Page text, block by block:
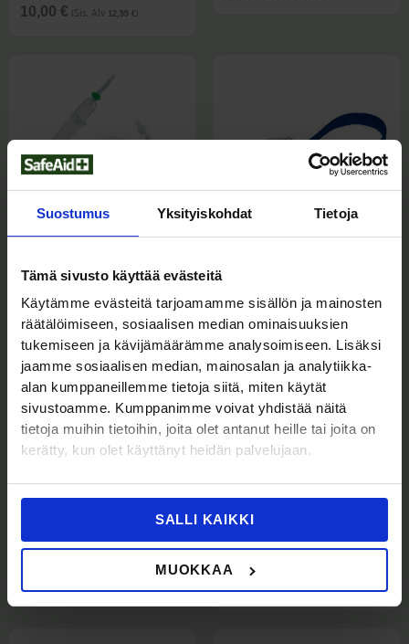
Suostumus Yksityiskohdat Tietoja
Tämä sivusto käyttää evästeitä
Käytämme evästeitä tarjoamamme sisällön ja mainosten
räätälöimiseen, sosiaalisen median ominaisuuksien
tukemiseen ja kävijämäärämme analysoimiseen. Lisäksi
jaamme sosiaalisen median, mainosalan ja analytiikka-
alan kumppaneillemme tietoja siitä, miten käytät
sivustoamme. Kumppanimme voivat yhdistää näitä
tietoja muihin tietoihin, joita olet antanut heille tai joita on
kerätty, kun olet käyttänyt heidän palvelujaan.
SALLI KAIKKI
MUOKKAA
10,00 € (Sis. Alv 12,55 € )
IV-TUOTTEET
nesteensiirtolaite B.C.V.
2,60€(Sis. Alv3,26€)
IV-TUOTTEET
Prämeta -staassi, vihreä
Q-Syte
lääkkeenvetokanyyli 5kpl
(Sis. Alv )